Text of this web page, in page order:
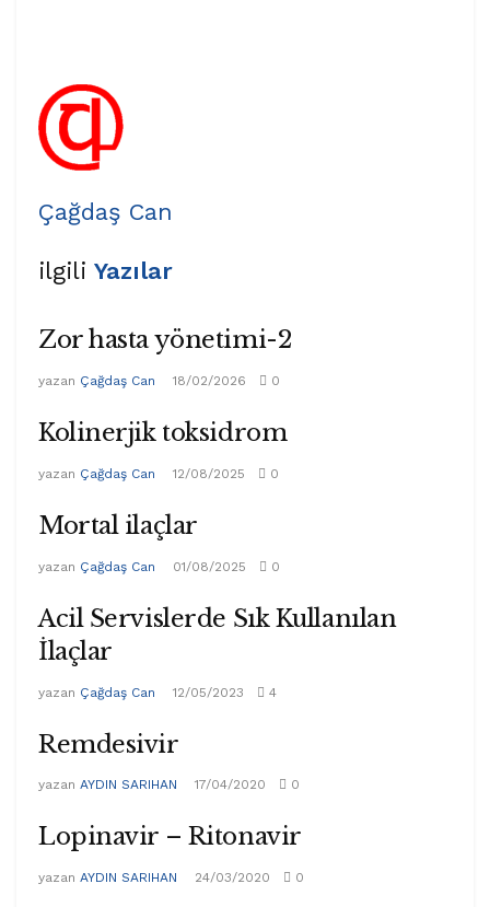
Çağdaş Can
ilgili Yazılar
Zor hasta yönetimi-2
yazan Çağdaş Can 18/02/2026 0
Kolinerjik toksidrom
yazan Çağdaş Can 12/08/2025 0
Mortal ilaçlar
yazan Çağdaş Can 01/08/2025 0
Acil Servislerde Sık Kullanılan
İlaçlar
yazan Çağdaş Can 12/05/2023 4
Remdesivir
yazan AYDIN SARIHAN 17/04/2020 0
Lopinavir – Ritonavir
yazan AYDIN SARIHAN 24/03/2020 0